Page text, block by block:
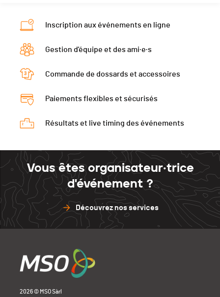
Inscription aux événements en ligne
Gestion d'équipe et des ami·e·s
Commande de dossards et accessoires
Paiements flexibles et sécurisés
Résultats et live timing des événements
Vous êtes organisateur·trice
d'événement ?
Découvrez nos services
2026 © MSO Sàrl